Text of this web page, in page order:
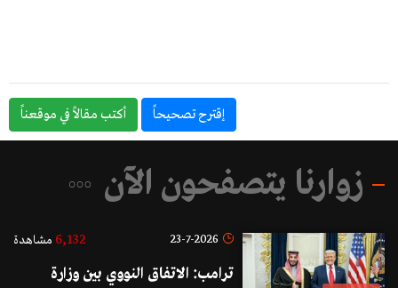
إقترح تصحيحاً أكتب مقالاً في موقعناً
زوارنا يتصفحون الآن
23-7-2026
6,132 مشاهدة
ترامب: الاتفاق النووي بين وزارة